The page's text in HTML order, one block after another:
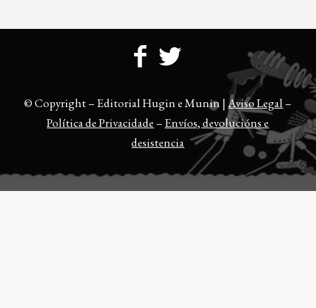
© Copyright – Editorial Hugin e Munin |Aviso Legal –
Política de Privacidade –Envíos, devolucións e
desistencia